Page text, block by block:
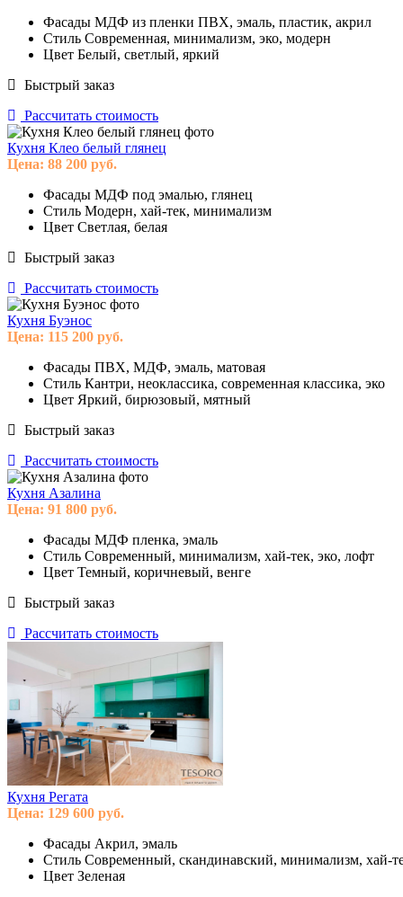
Фасады МДФ из пленки ПВХ, эмаль, пластик, акрил
Стиль Современная, минимализм, эко, модерн
Цвет Белый, светлый, яркий
Быстрый заказ
Рассчитать стоимость
Кухня Клео белый глянец
Цена: 88 200 руб.
Фасады МДФ под эмалью, глянец
Стиль Модерн, хай-тек, минимализм
Цвет Светлая, белая
Быстрый заказ
Рассчитать стоимость
Кухня Буэнос
Цена: 115 200 руб.
Фасады ПВХ, МДФ, эмаль, матовая
Стиль Кантри, неоклассика, современная классика, эко
Цвет Яркий, бирюзовый, мятный
Быстрый заказ
Рассчитать стоимость
Кухня Азалина
Цена: 91 800 руб.
Фасады МДФ пленка, эмаль
Стиль Современный, минимализм, хай-тек, эко, лофт
Цвет Темный, коричневый, венге
Быстрый заказ
Рассчитать стоимость
Кухня Регата
Цена: 129 600 руб.
Фасады Акрил, эмаль
Стиль Современный, скандинавский, минимализм, хай-
Цвет Зеленая